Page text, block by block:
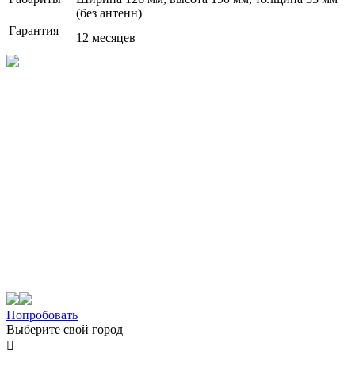
(без антенн)
Гарантия
12 месяцев
Попробовать
Выберите свой город
